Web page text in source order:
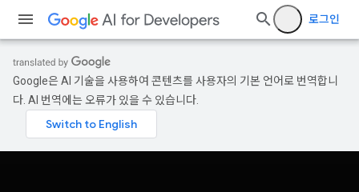
로그인
Google은 AI 기술을 사용하여 콘텐츠를 사용자의 기본 언어로 번역합니
다. AI 번역에는 오류가 있을 수 있습니다.